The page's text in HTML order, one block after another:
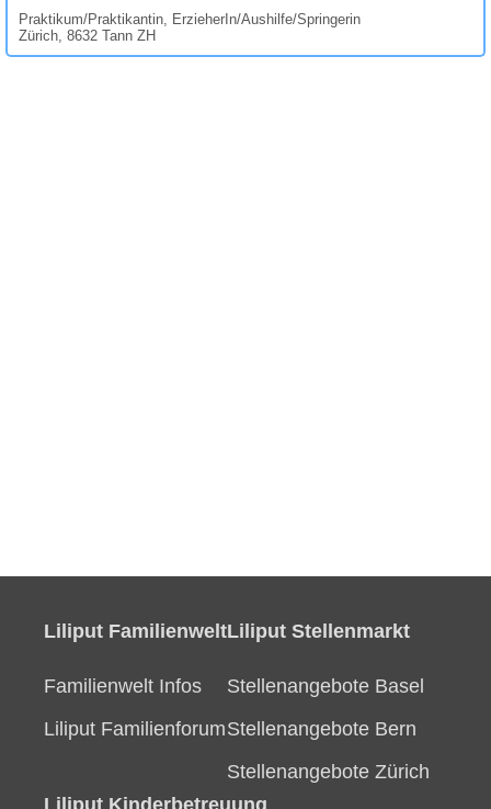
Praktikum/Praktikantin, ErzieherIn/Aushilfe/Springerin
Zürich, 8632 Tann ZH
Liliput Familienwelt
Familienwelt Infos
Liliput Familienforum
Liliput Stellenmarkt
Stellenangebote Basel
Stellenangebote Bern
Stellenangebote Zürich
Liliput Kinderbetreuung